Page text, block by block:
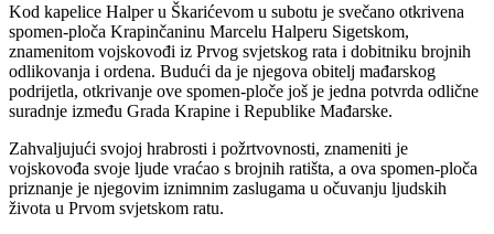
Kod kapelice Halper u Škarićevom u subotu je svečano otkrivena
spomen-ploča Krapinčaninu Marcelu Halperu Sigetskom,
znamenitom vojskovođi iz Prvog svjetskog rata i dobitniku brojnih
odlikovanja i ordena. Budući da je njegova obitelj mađarskog
podrijetla, otkrivanje ove spomen-ploče još je jedna potvrda odlične
suradnje između Grada Krapine i Republike Mađarske.
Zahvaljujući svojoj hrabrosti i požrtvovnosti, znameniti je
vojskovođa svoje ljude vraćao s brojnih ratišta, a ova spomen-ploča
priznanje je njegovim iznimnim zaslugama u očuvanju ljudskih
života u Prvom svjetskom ratu.